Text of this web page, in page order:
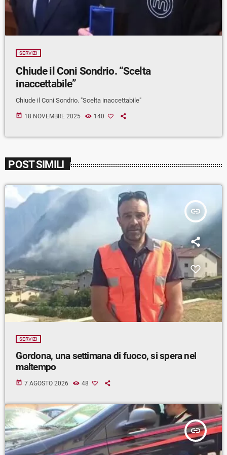
SERVIZI
Chiude il Coni Sondrio. “Scelta
inaccettabile”
Chiude il Coni Sondrio. "Scelta inaccettabile"
today 18 NOVEMBRE 2025 140
POST SIMILI
insert_link
SERVIZI
Gordona, una settimana di fuoco, si spera nel
maltempo
today 7 AGOSTO 2026 48
insert_link